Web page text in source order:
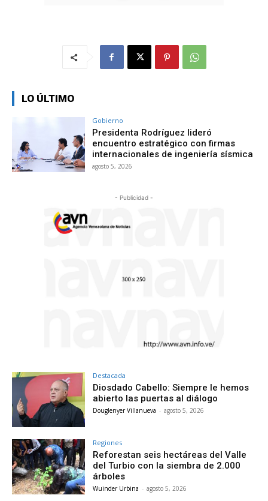
LO ÚLTIMO
Gobierno
Presidenta Rodríguez lideró
encuentro estratégico con firmas
internacionales de ingeniería sísmica
agosto 5, 2026
- Publicidad -
Destacada
Diosdado Cabello: Siempre le hemos
abierto las puertas al diálogo
Douglenyer Villanueva - agosto 5, 2026
Regiones
Reforestan seis hectáreas del Valle
del Turbio con la siembra de 2.000
árboles
Wuinder Urbina - agosto 5, 2026